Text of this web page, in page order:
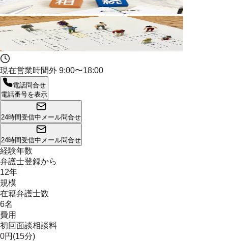
現在営業時間外 9:00〜18:00
電話問合せ
電話番号を表示
24時間受信中 メール問合せ
24時間受信中 メール問合せ
経験年数
弁護士登録から
12年
規模
在籍弁護士数
6名
費用
初回面談相談料
0円(15分)